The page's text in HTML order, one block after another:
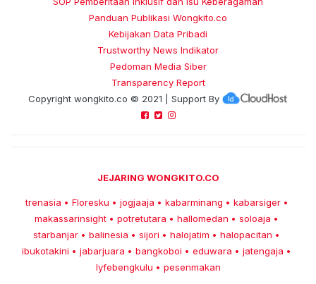
Panduan Publikasi Wongkito.co
Kebijakan Data Pribadi
Trustworthy News Indikator
Pedoman Media Siber
Transparency Report
Copyright wongkito.co © 2021 | Support By
JEJARING WONGKITO.CO
trenasia • Floresku • jogjaaja • kabarminang • kabarsiger •
makassarinsight • potretutara • hallomedan • soloaja •
starbanjar • balinesia • sijori • halojatim • halopacitan •
ibukotakini • jabarjuara • bangkoboi • eduwara • jatengaja •
lyfebengkulu • pesenmakan